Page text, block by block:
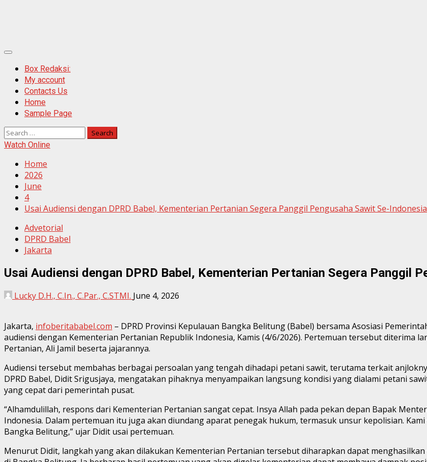
Primary
MenuBox Redaksi:
My account
Contacts Us
Home
Sample Page
Search
for:
Watch Online
Home
2026
June
4
Usai Audiensi dengan DPRD Babel, Kementerian Pertanian Segera Panggil Pengusaha Sawit Se-Indonesia
Advetorial
DPRD Babel
Jakarta
Usai Audiensi dengan DPRD Babel, Kementerian Pertanian Segera Panggil
Lucky D.H., C.In., C.Par., C.STMI. June 4, 2026
Jakarta, infoberitababel.com – DPRD Provinsi Kepulauan Bangka Belitung (Babel) bersama Asosiasi
audiensi dengan Kementerian Pertanian Republik Indonesia, Kamis (4/6/2026). Pertemuan tersebut diterima
Pertanian, Ali Jamil beserta jajarannya.
Audiensi tersebut membahas berbagai persoalan yang tengah dihadapi petani sawit, terutama terkait
DPRD Babel, Didit Srigusjaya, mengatakan pihaknya menyampaikan langsung kondisi yang dialami petani
yang cepat dari pemerintah pusat.
“Alhamdulillah, respons dari Kementerian Pertanian sangat cepat. Insya Allah pada pekan depan Bapak
Indonesia. Dalam pertemuan itu juga akan diundang aparat penegak hukum, termasuk unsur kepolisian.
Bangka Belitung,” ujar Didit usai pertemuan.
Menurut Didit, langkah yang akan dilakukan Kementerian Pertanian tersebut diharapkan dapat